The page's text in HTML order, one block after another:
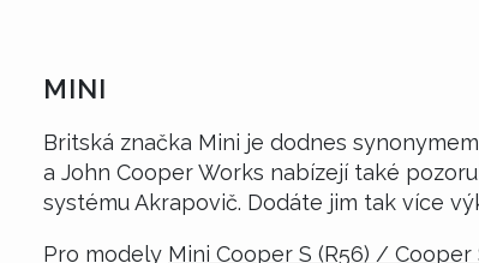
MINI
Britská značka Mini je dodnes
a John Cooper Works nabízejí také
systému Akrapovič. Dodáte jim tak více
Pro modely Mini Cooper S (R56) / Cooper